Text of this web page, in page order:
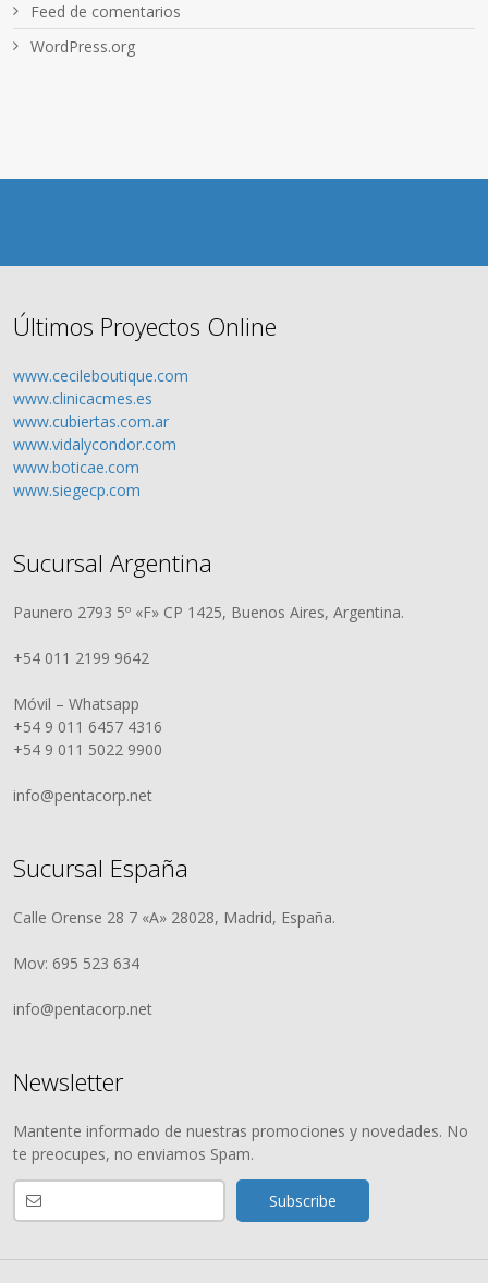
Feed de comentarios
WordPress.org
Últimos Proyectos Online
www.cecileboutique.com
www.clinicacmes.es
www.cubiertas.com.ar
www.vidalycondor.com
www.boticae.com
www.siegecp.com
Sucursal Argentina
Paunero 2793 5º «F» CP 1425, Buenos Aires, Argentina.
+54 011 2199 9642
Móvil – Whatsapp
+54 9 011 6457 4316
+54 9 011 5022 9900
info@pentacorp.net
Sucursal España
Calle Orense 28 7 «A» 28028, Madrid, España.
Mov: 695 523 634
info@pentacorp.net
Newsletter
Mantente informado de nuestras promociones y novedades. No
te preocupes, no enviamos Spam.